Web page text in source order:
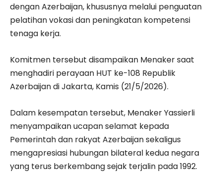
dengan Azerbaijan, khususnya melalui penguatan
pelatihan vokasi dan peningkatan kompetensi
tenaga kerja.
Komitmen tersebut disampaikan Menaker saat
menghadiri perayaan HUT ke-108 Republik
Azerbaijan di Jakarta, Kamis (21/5/2026).
Dalam kesempatan tersebut, Menaker Yassierli
menyampaikan ucapan selamat kepada
Pemerintah dan rakyat Azerbaijan sekaligus
mengapresiasi hubungan bilateral kedua negara
yang terus berkembang sejak terjalin pada 1992.